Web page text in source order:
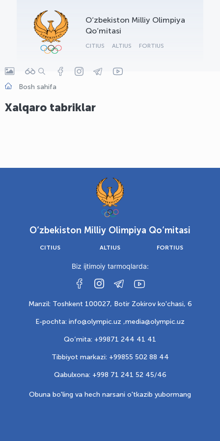
O‘zbekiston Milliy Olimpiya
Qo‘mitasi
CITIUS ALTIUS FORTIUS
Bosh sahifa
Xalqaro tabriklar
O‘zbekiston Milliy Olimpiya Qo‘mitasi
CITIUS ALTIUS FORTIUS
Biz ijtimoiy tarmoqlarda:
Manzil: Toshkent 100027, Botir Zokirov ko'chasi, 6
E-pochta: info@olympic.uz ,media@olympic.uz
Qo‘mita: +99871 244 41 41
Tibbiyot markazi: +99855 502 88 44
Qabulxona: +998 71 241 52 45/46
Obuna bo'ling va hech narsani o'tkazib yubormang
OLYMPCHIK AI - yordamchi
Onlayn · olympic.uz